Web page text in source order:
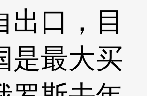
出口，目
是最大买